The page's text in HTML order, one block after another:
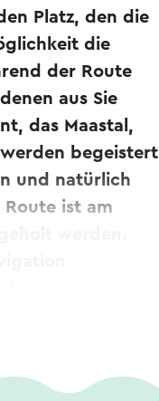
Platz, den die
die
der Route
aus Sie
das Maastal,
begeistert
und natürlich
Route ist am